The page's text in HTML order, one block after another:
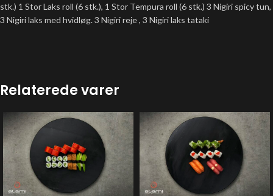
stk.) 1 Stor Laks roll (6 stk.), 1 Stor Tempura roll (6 stk.) 3 Nigiri spicy tun,
3 Nigiri laks med hvidløg. 3 Nigiri reje , 3 Nigiri laks tataki
Relaterede varer